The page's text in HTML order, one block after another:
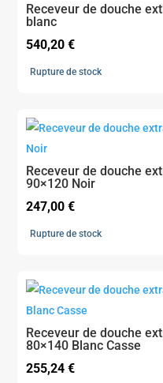
Receveur de douche
blanc
540,20€
Rupture de stock
Receveur de douche
90×120 Noir
247,00€
Rupture de stock
Receveur de douche
80×140 Blanc Casse
255,24€